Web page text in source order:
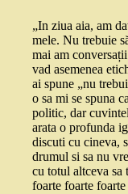
„In ziua aia, am
mele. Nu trebuie
mai am
vad asemenea
ai spune „nu
o sa mi se spuna
politic, dar
arata o profunda
discuti cu cineva,
drumul si sa nu
cu totul altceva sa
foarte foarte foarte